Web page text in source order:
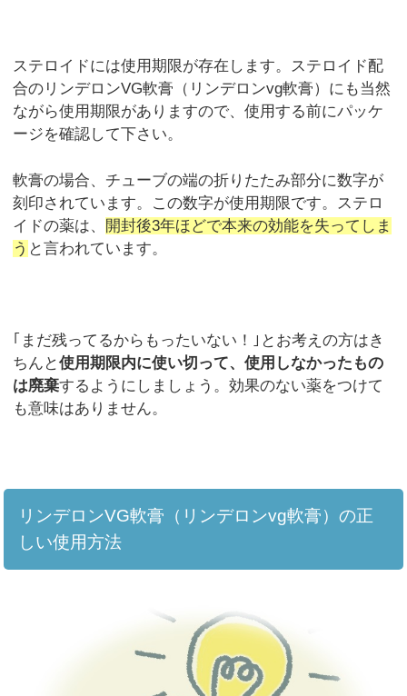
ステロイドには使用期限が存在します。ステロイド配
合のリンデロンVG軟膏（リンデロンvg軟膏）にも当然
ながら使用期限がありますので、使用する前にパッケ
ージを確認して下さい。
軟膏の場合、チューブの端の折りたたみ部分に数字が
刻印されています。この数字が使用期限です。ステロ
イドの薬は、 開封後3年ほどで本来の効能を失ってしま
う と言われています。
｢まだ残ってるからもったいない！｣とお考えの方はき
ちんと使用期限内に使い切って、使用しなかったもの
は廃棄するようにしましょう。効果のない薬をつけて
も意味はありません。
リンデロンVG軟膏（リンデロンvg軟膏）の正
しい使用方法